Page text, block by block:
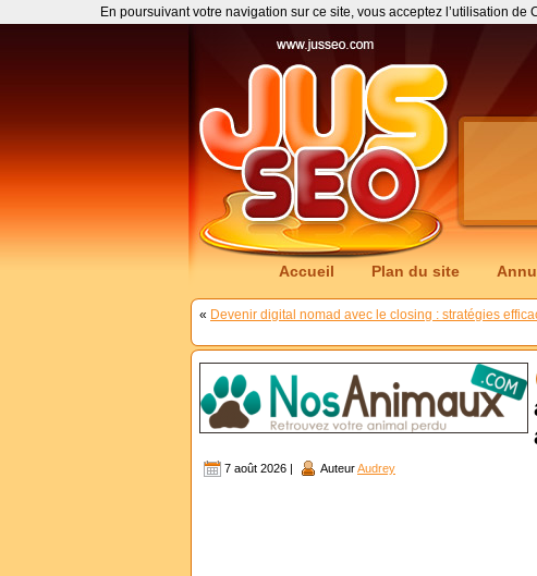
Accueil Plan du site
« Devenir digital nomad avec le closing : stratégies
7 août 2026 | AuteurAudrey
En poursuivant votre navigation sur ce site, vous acceptez l’utilisation